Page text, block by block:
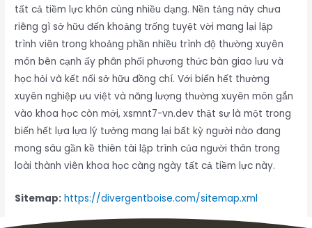
tất cả tiềm lực khôn cùng nhiều dạng. Nền tảng này chưa
riêng gì sở hữu đến khoảng trống tuyệt vời mang lại lập
trình viên trong khoảng phần nhiều trình độ thường xuyên
môn bên cạnh ấy phân phối phương thức bàn giao lưu và
học hỏi và kết nối sở hữu đồng chí. Với biển hết thường
xuyên nghiệp ưu việt và năng lượng thường xuyên môn gắn
vào khoa học còn mới, xsmnt7-vn.dev thật sự là một trong
biển hết lựa lựa lý tưởng mang lại bất kỳ người nào đang
mong sâu gần kề thiên tài lập trình của người thân trong
loài thành viên khoa học càng ngày tất cả tiềm lực này.
Sitemap: https://divergentboise.com/sitemap.xml